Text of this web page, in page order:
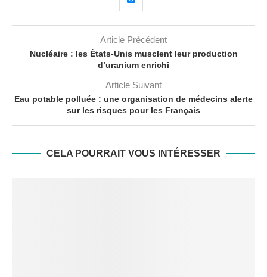
Article Précédent
Nucléaire : les États-Unis musclent leur production
d’uranium enrichi
Article Suivant
Eau potable polluée : une organisation de médecins alerte
sur les risques pour les Français
CELA POURRAIT VOUS INTÉRESSER